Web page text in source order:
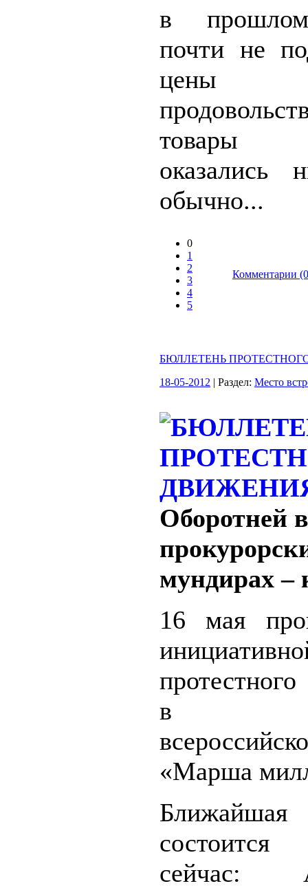
в
почти не
товары
оказались
обычно...
0
1
2
3
4
5
Комментарии
БЮЛЛЕТЕНЬ
18-05-2012 | Раздел: Место
Оборотней в
мундирах –
16 мая
в
«Марша
состоится
сейчас: